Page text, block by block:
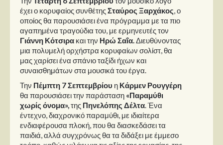
έχει ο κορυφαίος συνθέτηςΣταύρος Ξαρχάκος, ο
οποίος θα παρουσιάσει ένα πρόγραμμα με τα πιο
αγαπημένα τραγούδια του, με ερμηνευτές τον
Γιάννη Κότσιρα και την Ηρώ Σαΐα.Διευθύνοντας
μια πολυμελή ορχήστρα κορυφαίων σολίστ, θα
μας χαρίσει ένα σπάνιο ταξίδι ήχων και
συναισθημάτων στα μουσικά του έργα.
Την Πέμπτη 7 Σεπτεμβρίου η Κάρμεν Ρουγγέρη
θα παρουσιάσει την παράσταση «Παραμύθι
χωρίς όνομα»,της Πηνελόπης Δέλτα. Ένα
έντεχνο, διαχρονικό παραμύθι, με ιδιαίτερα
ενδιαφέρουσα πλοκή, που θα διασκεδάσει τα
παιδιά, αλλά συγχρόνως θα τα διδάξει με έμμεσο